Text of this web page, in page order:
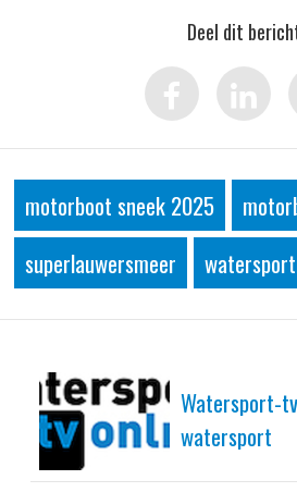
Deel dit
motorboot sneek 2025
superlauwersmeer
Watersport-
watersport